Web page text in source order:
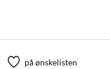
på ønskelisten